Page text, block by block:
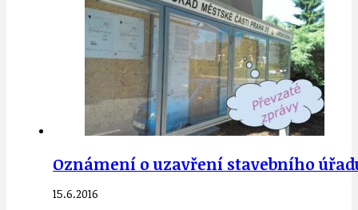
Oznámení o uzavření stavebního
15.6.2016